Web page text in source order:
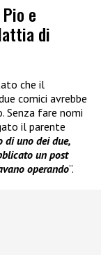
e
di
che il
comici avrebbe
fare nomi
il parente
di uno dei due,
un post
operando”.